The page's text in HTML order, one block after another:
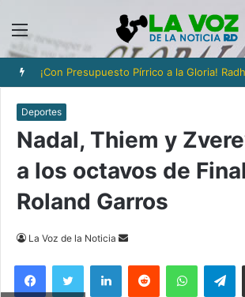
Menú
Deportes
Nadal, Thiem y
a los octavos de
Roland Garros
La Voz de la Noticia
Send
email
FacebookTwitter LinkedInReddit